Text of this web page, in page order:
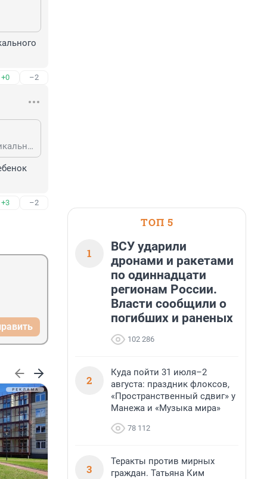
+0 –2
Эти ограничители дают возможность открыть окно только в режиме вертикального проветривания. Снять его можно только при помощи отвёртки.
+3 –2
ТОП 5
1
ВСУ ударили
дронами и ракетами
по одиннадцати
регионам России.
Власти сообщили о
погибших и раненых
102 286
2
Куда пойти 31 июля–2
августа: праздник флоксов,
«Пространственный сдвиг» у
Манежа и «Музыка мира»
78 112
3
Теракты против мирных
граждан. Татьяна Ким